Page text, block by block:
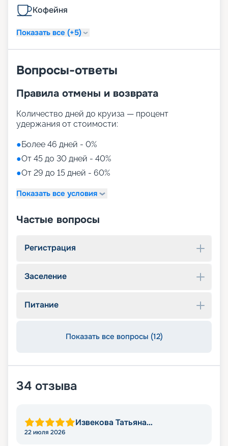
Кофейня
Показать все (+5)
Вопросы-ответы
Правила отмены и возврата
Количество дней до круиза — процент
удержания от стоимости:
●Более 46 дней - 0%
●От 45 до 30 дней - 40%
●От 29 до 15 дней - 60%
Показать все условия
Частые вопросы
Регистрация
Заселение
Питание
Показать все вопросы (12)
34 отзыва
Извекова Татьяна
22 июля 2026